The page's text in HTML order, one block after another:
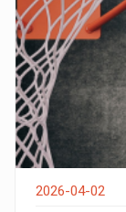
2026-04-02